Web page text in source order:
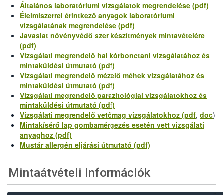
Általános laboratóriumi vizsgálatok megrendelése (pdf)
Élelmiszerrel érintkező anyagok laboratóriumi
vizsgálatának megrendelése (pdf)
Javaslat növényvédő szer készítmények mintavételére
(pdf)
Vizsgálati megrendelő hal kórbonctani vizsgálatához és
mintaküldési útmutató (pdf)
Vizsgálati megrendelő mézelő méhek vizsgálatához és
mintaküldési útmutató (pdf)
Vizsgálati megrendelő parazitológiai vizsgálatokhoz és
mintaküldési útmutató (pdf)
Vizsgálati megrendelő vetőmag vizsgálatokhoz (pdf, doc)
Mintakísérő lap gombamérgezés esetén vett vizsgálati
anyaghoz (pdf)
Mustár allergén eljárási útmutató (pdf)
Mintaátvételi információk